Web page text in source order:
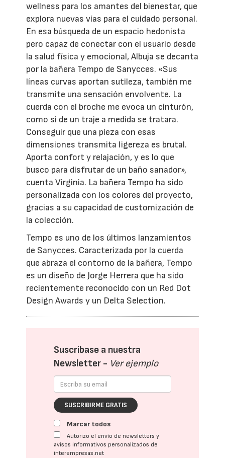
wellness para los amantes del bienestar, que
explora nuevas vías para el cuidado personal.
En esa búsqueda de un espacio hedonista
pero capaz de conectar con el usuario desde
la salud física y emocional, Albuja se decanta
por la bañera Tempo de Sanycces. «Sus
líneas curvas aportan sutileza, también me
transmite una sensación envolvente. La
cuerda con el broche me evoca un cinturón,
como si de un traje a medida se tratara.
Conseguir que una pieza con esas
dimensiones transmita ligereza es brutal.
Aporta confort y relajación, y es lo que
busco para disfrutar de un baño sanador»,
cuenta Virginia. La bañera Tempo ha sido
personalizada con los colores del proyecto,
gracias a su capacidad de customización de
la colección.
Tempo es uno de los últimos lanzamientos
de Sanycces. Caracterizada por la cuerda
que abraza el contorno de la bañera, Tempo
es un diseño de Jorge Herrera que ha sido
recientemente reconocido con un Red Dot
Design Awards y un Delta Selection.
Suscríbase a nuestra
Newsletter - Ver ejemplo
SUSCRIBIRME GRATIS
Marcar todos
Autorizo el envío de newsletters y
avisos informativos personalizados de
interempresas.net